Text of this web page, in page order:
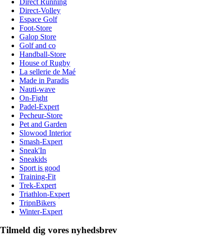
Direct-Volley
Espace Golf
Foot-Store
Galop Store
Golf and co
Handball-Store
House of Rugby
La sellerie de Maé
Made in Paradis
Nauti-wave
On-Fight
Padel-Expert
Pecheur-Store
Pet and Garden
Slowood Interior
Smash-Expert
Sneak'In
Sneakids
Sport is good
Training-Fit
Trek-Expert
Triathlon-Expert
TripnBikers
Winter-Expert
Tilmeld dig vores nyhedsbrev